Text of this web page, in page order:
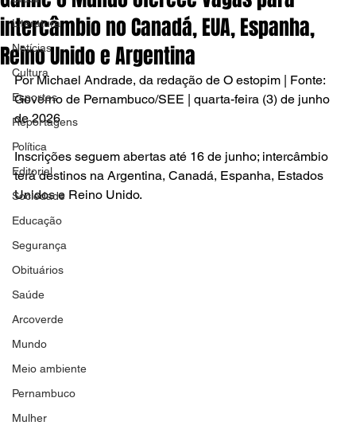
Literatura
Notícias
Cultura
Esportes
Reportagens
Política
Editorial
Sociedade
Educação
Segurança
Obituários
Saúde
Arcoverde
Mundo
Meio ambiente
Pernambuco
Mulher
intercâmbio no Canadá, EUA, Espanha,
Reino Unido e Argentina
Por Michael Andrade, da redação de O estopim | Fonte:
Governo de Pernambuco/SEE | quarta-feira (3) de junho
de 2026
Inscrições seguem abertas até 16 de junho; intercâmbio
terá destinos na Argentina, Canadá, Espanha, Estados
Unidos e Reino Unido.